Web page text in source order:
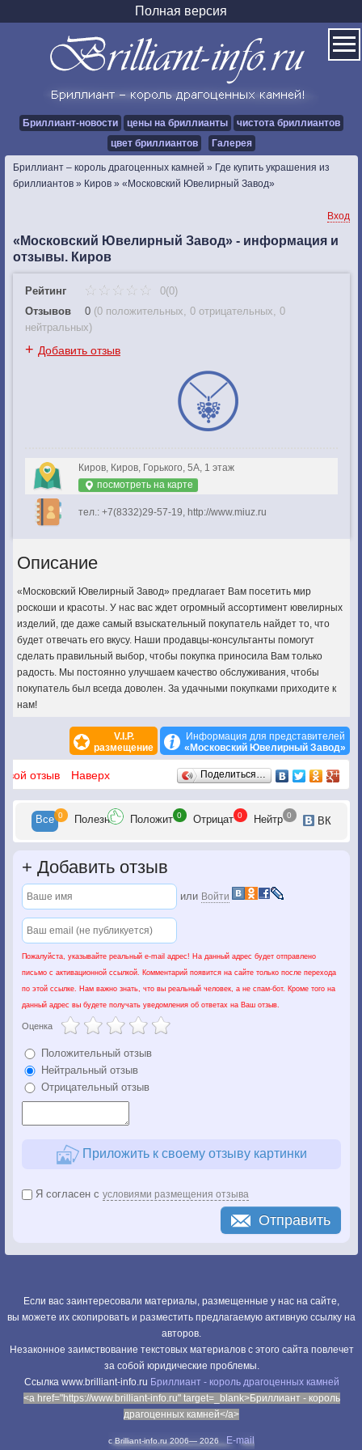
Полная версия
Бриллиант-новости цены на бриллианты
чистота бриллиантов
цвет бриллиантов
Галерея
Бриллиант – король драгоценных камней » Где купить украшения из
бриллиантов » Киров » «Московский Ювелирный Завод»
Вход
«Московский Ювелирный Завод» - информация и
отзывы. Киров
Рейтинг
0(0)
Отзывов
0 (0 положительных, 0 отрицательных, 0
нейтральных)
+ Добавить отзыв
Киров, Киров, Горького, 5А, 1 этаж
посмотреть на карте
тел.: +7(8332)29-57-19, http://www.miuz.ru
Описание
«Московский Ювелирный Завод» предлагает Вам посетить мир
роскоши и красоты. У нас вас ждет огромный ассортимент ювелирных
изделий, где даже самый взыскательный покупатель найдет то, что
будет отвечать его вкусу. Наши продавцы-консультанты помогут
сделать правильный выбор, чтобы покупка приносила Вам только
радость. Мы постоянно улучшаем качество обслуживания, чтобы
покупатель был всегда доволен. За удачными покупками приходите к
нам!
V.I.P.
размещение
Информация для представителей
«Московский Ювелирный Завод»
Отзывы
отзыв Наверх Поделиться…
Все 0 Полезн Положит 0 Отрицат 0 Нейтр 0 ВК
+ Добавить отзыв
или Войти
Пожалуйста, указывайте реальный e-mail адрес! На данный адрес будет отправлено
письмо с активационной ссылкой. Комментарий появится на сайте только после перехода
по этой ссылке. Нам важно знать, что вы реальный человек, а не спам-бот. Кроме того на
данный адрес вы будете получать уведомления об ответах на Ваш отзыв.
Оценка
Положительный отзыв
Нейтральный отзыв
Отрицательный отзыв
Приложить к своему отзыву картинки
Я согласен с условиями размещения отзыва
Отправить
Если вас заинтересовали материалы, размещенные у нас на сайте,
вы можете их скопировать и разместить предлагаемую активную ссылку на
авторов.
Незаконное заимствование текстовых материалов с этого сайта повлечет
за собой юридические проблемы.
Cсылка www.brilliant-info.ru Бриллиант - король драгоценных камней
<a href="https://www.brilliant-info.ru" target=_blank>Бриллиант - король
драгоценных камней</a>
c Brilliant-info.ru 2006— 2026 E-mail